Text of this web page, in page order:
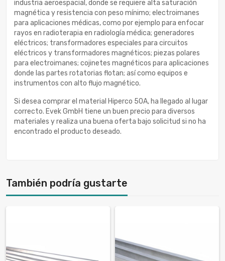
industria aeroespacial, donde se requiere alta saturación
magnética y resistencia con peso mínimo; electroimanes
para aplicaciones médicas, como por ejemplo para enfocar
rayos en radioterapia en radiología médica; generadores
eléctricos; transformadores especiales para circuitos
eléctricos y transformadores magnéticos; piezas polares
para electroimanes; cojinetes magnéticos para aplicaciones
donde las partes rotatorias flotan; así como equipos e
instrumentos con alto flujo magnético.
Si desea comprar el material Hiperco 50A, ha llegado al lugar
correcto. Evek GmbH tiene un buen precio para diversos
materiales y realiza una buena oferta bajo solicitud si no ha
encontrado el producto deseado.
También podría gustarte